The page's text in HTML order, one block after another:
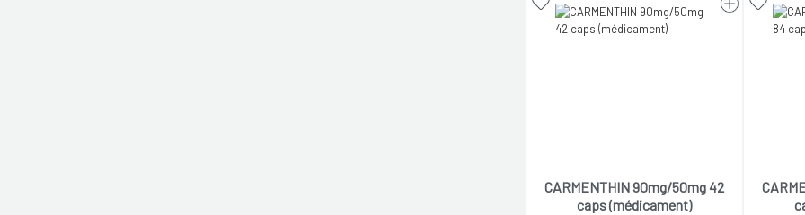
CARMENTHIN 90mg/50mg 42
caps (médicament)